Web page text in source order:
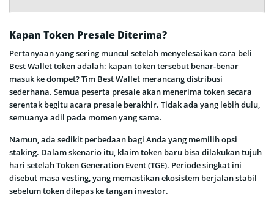
Kapan Token Presale Diterima?
Pertanyaan yang sering muncul setelah menyelesaikan cara beli
Best Wallet token adalah: kapan token tersebut benar-benar
masuk ke dompet? Tim Best Wallet merancang distribusi
sederhana. Semua peserta presale akan menerima token secara
serentak begitu acara presale berakhir. Tidak ada yang lebih dulu,
semuanya adil pada momen yang sama.
Namun, ada sedikit perbedaan bagi Anda yang memilih opsi
staking. Dalam skenario itu, klaim token baru bisa dilakukan tujuh
hari setelah Token Generation Event (TGE). Periode singkat ini
disebut masa vesting, yang memastikan ekosistem berjalan stabil
sebelum token dilepas ke tangan investor.